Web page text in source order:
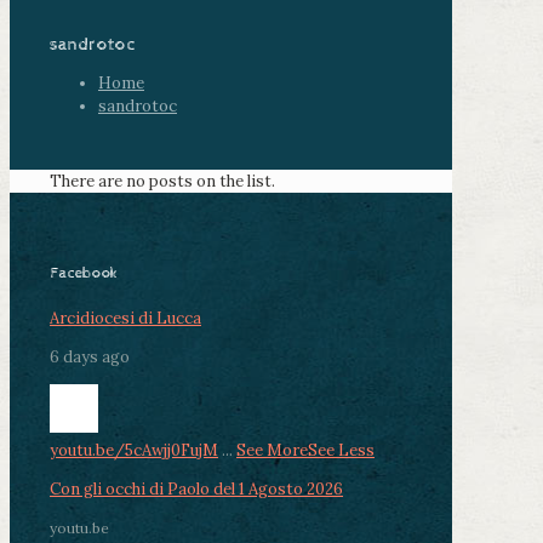
sandrotoc
Home
sandrotoc
There are no posts on the list.
Facebook
Arcidiocesi di Lucca
6 days ago
youtu.be/5cAwjj0FujM ... See MoreSee Less
Con gli occhi di Paolo del 1 Agosto 2026
youtu.be